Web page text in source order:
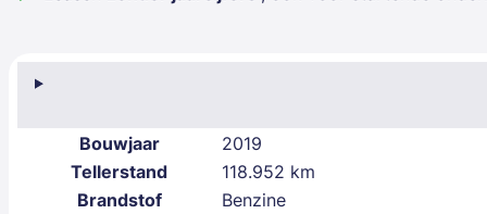
Bouwjaar
2019
Tellerstand
118.952 km
Brandstof
Benzine